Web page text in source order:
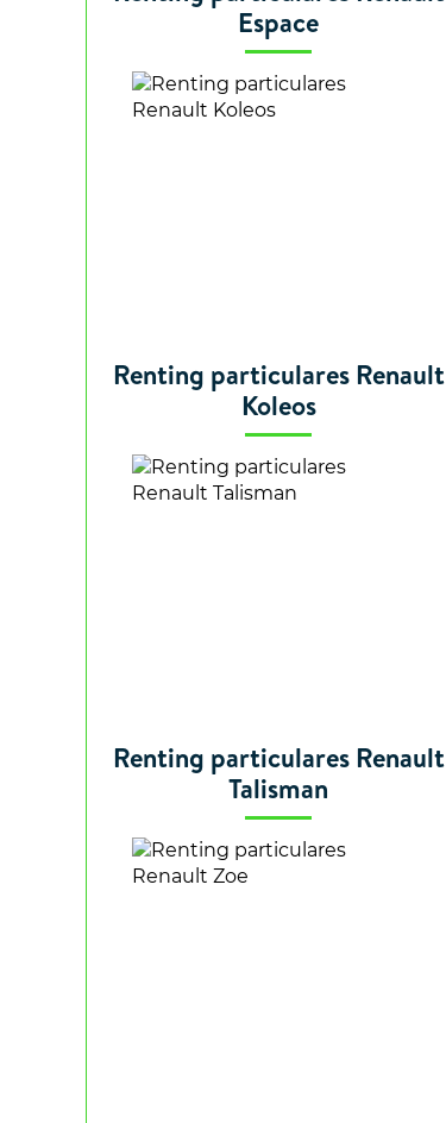
Espace
Renting particulares Renault
Koleos
Renting particulares Renault
Talisman